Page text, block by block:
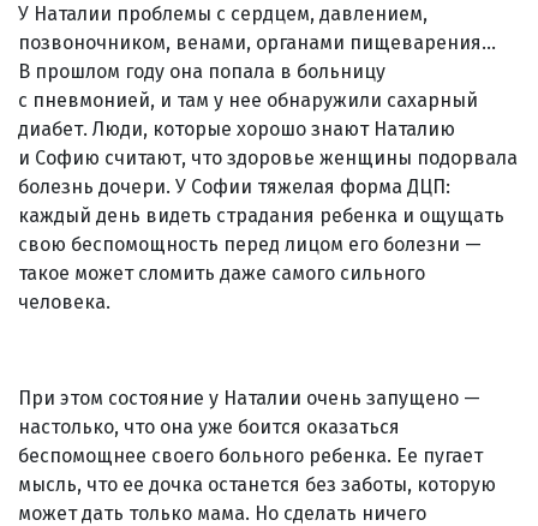
У Наталии проблемы с сердцем, давлением,
позвоночником, венами, органами пищеварения...
В прошлом году она попала в больницу
с пневмонией, и там у нее обнаружили сахарный
диабет. Люди, которые хорошо знают Наталию
и Софию считают, что здоровье женщины подорвала
болезнь дочери. У Софии тяжелая форма ДЦП:
каждый день видеть страдания ребенка и ощущать
свою беспомощность перед лицом его болезни —
такое может сломить даже самого сильного
человека.
При этом состояние у Наталии очень запущено —
настолько, что она уже боится оказаться
беспомощнее своего больного ребенка. Ее пугает
мысль, что ее дочка останется без заботы, которую
может дать только мама. Но сделать ничего